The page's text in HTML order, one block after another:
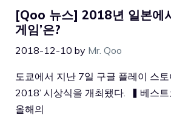
[Qoo 뉴스] 2018년 일본에
게임’은?
2018-12-10 by Mr. Qoo
도쿄에서 지난 7일 구글 플레이 스
2018’ 시상식을 개최됐다. ▍베스
올해의